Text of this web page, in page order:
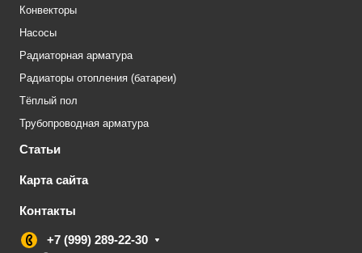
Конвекторы
Насосы
Радиаторная арматура
Радиаторы отопления (батареи)
Тёплый пол
Трубопроводная арматура
Статьи
Карта сайта
Контакты
+7 (999) 289-22-30